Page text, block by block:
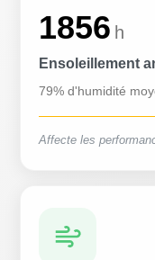
1856 h
Ensoleillement
79% d'humidité
Affecte les